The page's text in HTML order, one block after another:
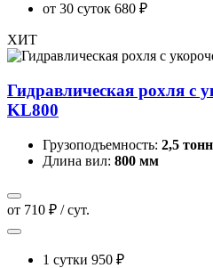
от 30 суток 680 ₽
ХИТ
Гидравлическая рохля с
KL800
Грузоподъемность: 2,5 тонн
Длина вил: 800 мм
от 710 ₽ / сут.
1 сутки 950 ₽